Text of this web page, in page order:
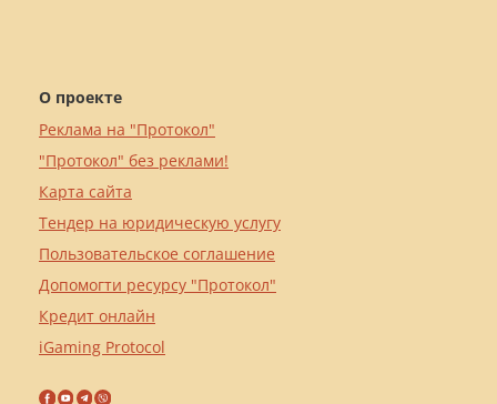
О проекте
Реклама на "Протокол"
"Протокол" без реклами!
Карта сайта
Тендер на юридическую услугу
Пользовательское соглашение
Допомогти ресурсу "Протокол"
Кредит онлайн
iGaming Protocol